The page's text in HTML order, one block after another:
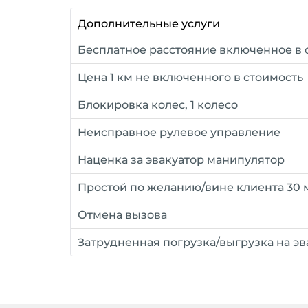
Дополнительные услуги
Бесплатное расстояние включенное в
Цена 1 км не включенного в стоимость
Блокировка колес, 1 колесо
Неисправное рулевое управление
Наценка за эвакуатор манипулятор
Простой по желанию/вине клиента 30
Отмена вызова
Затрудненная погрузка/выгрузка на